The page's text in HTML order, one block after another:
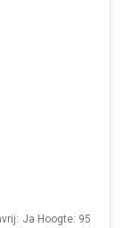
Ja Hoogte: 95